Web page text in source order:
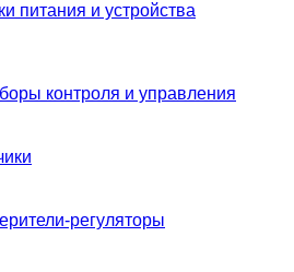
питания и устройства
контроля и управления
регуляторы